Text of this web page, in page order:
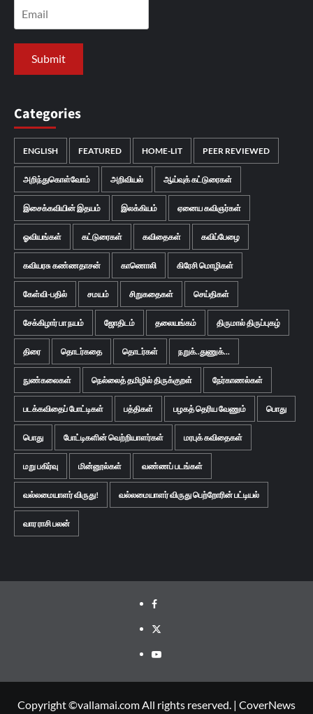
Categories
ENGLISH FEATURED HOME-LIT PEER REVIEWED
அறிந்துகொள்வோம் அறிவியல் ஆய்வுக் கட்டுரைகள்
இசைக்கவியின் இதயம் இலக்கியம் ஏனைய கவிஞர்கள்
ஓவியங்கள் கட்டுரைகள் கவிதைகள் கவிப்பேழை
கவியரசு கண்ணதாசன் காணொலி கிரேசி மொழிகள்
கேள்வி-பதில் சமயம் சிறுகதைகள் செய்திகள்
சேக்கிழார் பா நயம் ஜோதிடம் தலையங்கம் திருமால் திருப்புகழ்
திரை தொடர்கதை தொடர்கள் நறுக்..துணுக்...
நுண்கலைகள் நெல்லைத் தமிழில் திருக்குறள் நேர்காணல்கள்
படக்கவிதைப் போட்டிகள் பத்திகள் பழகத் தெரிய வேணும் பொது
பொது போட்டிகளின் வெற்றியாளர்கள் மரபுக் கவிதைகள்
மறு பகிர்வு மின்னூல்கள் வண்ணப் படங்கள்
வல்லமையாளர் விருது! வல்லமையாளர் விருது பெற்றோரின் பட்டியல்
வார ராசி பலன்
Facebook
Twitter
Youtube
Copyright ©vallamai.com All rights reserved. | CoverNews